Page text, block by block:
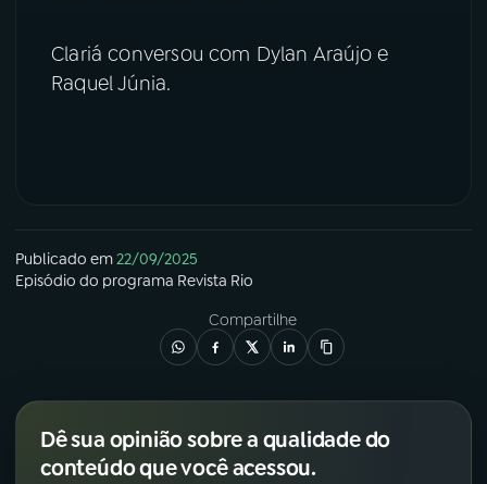
Clariá conversou com Dylan Araújo e
Raquel Júnia.
Publicado em22/09/2025
Episódio do programa Revista Rio
Compartilhe
Dê sua opinião sobre a qualidade do
conteúdo que você acessou.